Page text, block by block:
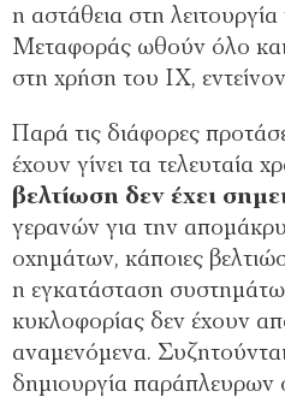
η αστάθεια στη
Μεταφοράς ωθούν όλο και
στη χρήση του ΙΧ,
Παρά τις διάφορες
έχουν γίνει τα τελευταία
βελτίωση δεν έχει
γερανών για την
οχημάτων, κάποιες
η εγκατάσταση
κυκλοφορίας δεν έχουν
αναμενόμενα.
δημιουργία